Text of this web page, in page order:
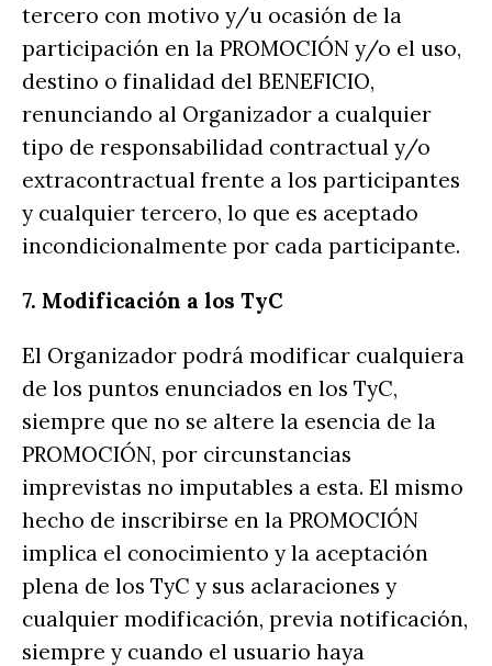
tercero con motivo y/u ocasión de la
participación en la PROMOCIÓN y/o el uso,
destino o finalidad del BENEFICIO,
renunciando al Organizador a cualquier
tipo de responsabilidad contractual y/o
extracontractual frente a los participantes
y cualquier tercero, lo que es aceptado
incondicionalmente por cada participante.
7. Modificación a los TyC
El Organizador podrá modificar cualquiera
de los puntos enunciados en los TyC,
siempre que no se altere la esencia de la
PROMOCIÓN, por circunstancias
imprevistas no imputables a esta. El mismo
hecho de inscribirse en la PROMOCIÓN
implica el conocimiento y la aceptación
plena de los TyC y sus aclaraciones y
cualquier modificación, previa notificación,
siempre y cuando el usuario haya